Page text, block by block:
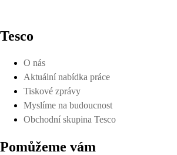
Tesco
O nás
Aktuální nabídka práce
Tiskové zprávy
Myslíme na budoucnost
Obchodní skupina Tesco
Pomůžeme vám